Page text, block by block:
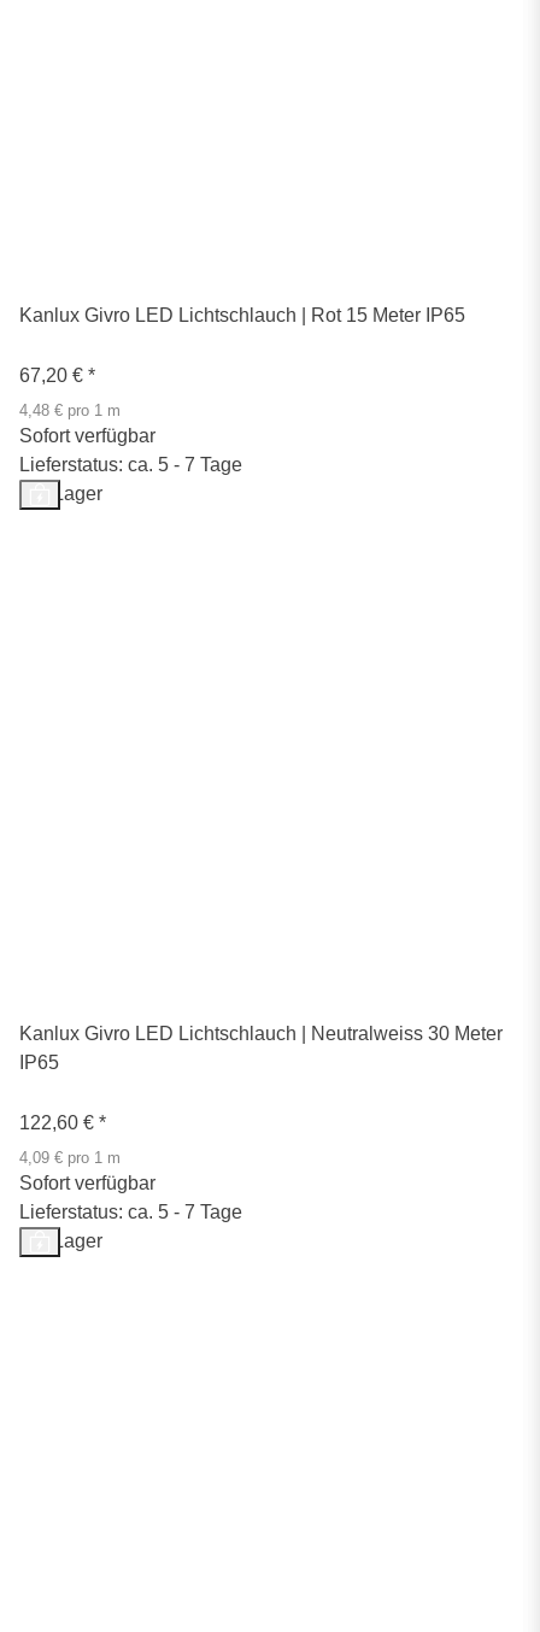
Kanlux Givro LED Lichtschlauch | Rot 15 Meter IP65
67,20 € *
4,48 € pro 1 m
Sofort verfügbar
Lieferstatus: ca. 5 - 7 Tage
Auf Lager
Kanlux Givro LED Lichtschlauch | Neutralweiss 30 Meter
IP65
122,60 € *
4,09 € pro 1 m
Sofort verfügbar
Lieferstatus: ca. 5 - 7 Tage
Auf Lager